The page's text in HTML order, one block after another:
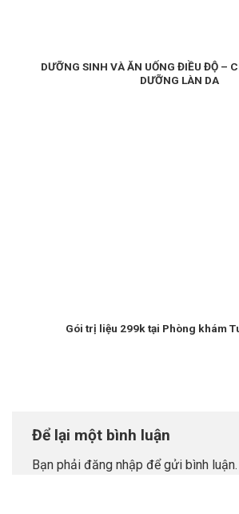
DƯỠNG SINH VÀ ĂN UỐNG ĐIỀU ĐỘ –
DƯỠNG LÀN DA
Gói trị liệu 299k tại Phòng khám
Để lại một bình luận
Bạn phải đăng nhập để gửi bình luận.